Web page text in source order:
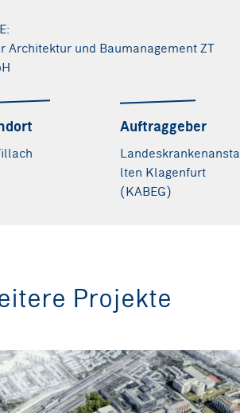
Architektur und Baumanagement ZT
Auftraggeber
Landeskrankenansta
lten Klagenfurt
(KABEG)
Projekte